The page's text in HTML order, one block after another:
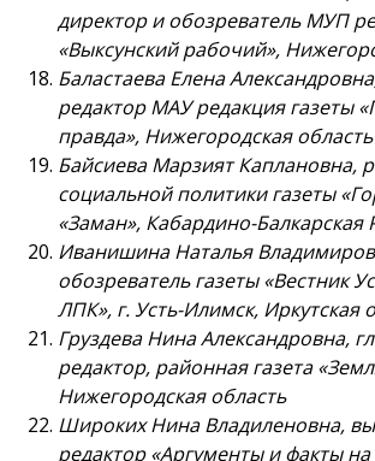
директор и обозреватель МУП
«Выксунский рабочий»,
Баластаева Елена
редактор МАУ редакция газеты
правда», Нижегородская область
Байсиева Марзият Каплановна,
социальной политики газеты
«Заман», Кабардино-Балкарская
Иванишина Наталья
обозреватель газеты «Вестник
ЛПК», г. Усть-Илимск, Иркутская
Груздева Нина Александровна,
редактор, районная газета
Нижегородская область
Широких Нина Владиленовна,
редактор «Аргументы и факты на